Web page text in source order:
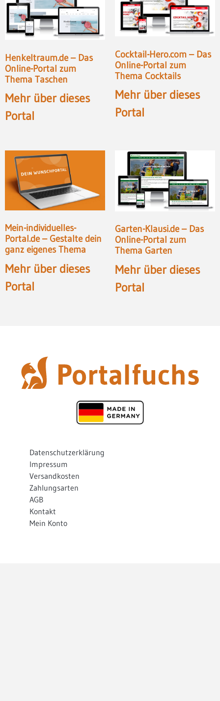
Henkeltraum.de – Das
Online-Portal zum
Thema Taschen
Mehr über dieses
Portal
Cocktail-Hero.com – Das
Online-Portal zum
Thema Cocktails
Mehr über dieses
Portal
Mein-individuelles-
Portal.de – Gestalte dein
ganz eigenes Thema
Mehr über dieses
Portal
Garten-Klausi.de – Das
Online-Portal zum
Thema Garten
Mehr über dieses
Portal
Datenschutzerklärung
Impressum
Versandkosten
Zahlungsarten
AGB
Kontakt
Mein Konto